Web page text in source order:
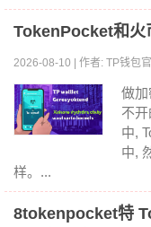
TokenPocket和火
2026-08-10 | 作者: TP钱包官
做
不
中,
中,
样。...
8tokenpocket特